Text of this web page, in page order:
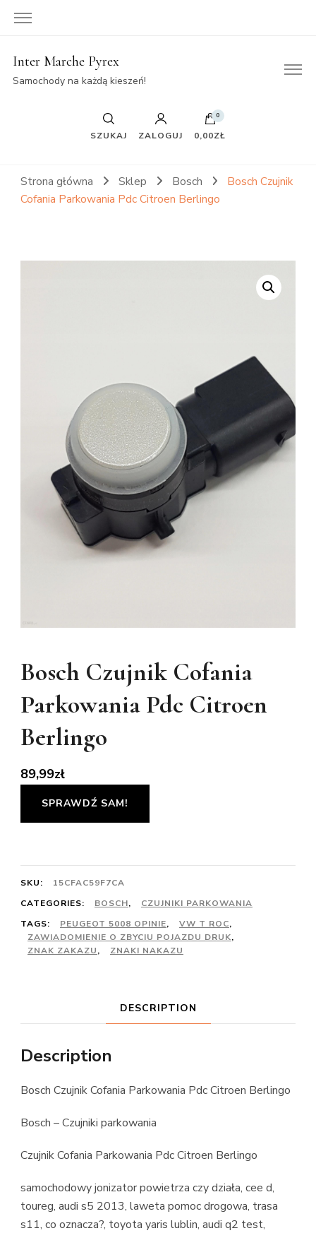
Inter Marche Pyrex
Samochody na każdą kieszeń!
SZUKAJ ZALOGUJ
0
0,00ZŁ
Strona główna Sklep Bosch
Bosch Czujnik
Cofania Parkowania Pdc Citroen Berlingo
Bosch Czujnik Cofania
Parkowania Pdc Citroen
Berlingo
89,99zł
SPRAWDŹ SAM!
SKU:
15CFAC59F7CA
CATEGORIES:
BOSCH,
CZUJNIKI PARKOWANIA
TAGS:
PEUGEOT 5008 OPINIE, VW T ROC,
ZAWIADOMIENIE O ZBYCIU POJAZDU DRUK,
ZNAK ZAKAZU, ZNAKI NAKAZU
DESCRIPTION
Description
Bosch Czujnik Cofania Parkowania Pdc Citroen Berlingo
Bosch – Czujniki parkowania
Czujnik Cofania Parkowania Pdc Citroen Berlingo
samochodowy jonizator powietrza czy działa, cee d,
toureg, audi s5 2013, laweta pomoc drogowa, trasa
s11, co oznacza?, toyota yaris lublin, audi q2 test,